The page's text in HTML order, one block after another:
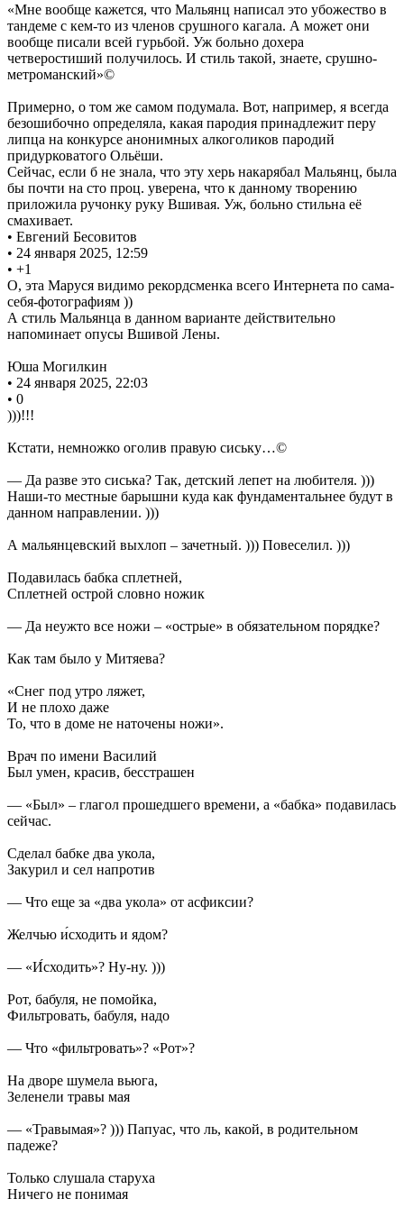
«Мне вообще кажется, что Мальянц написал это убожество в
тандеме с кем-то из членов срушного кагала. А может они
вообще писали всей гурьбой. Уж больно дохера
четверостиший получилось. И стиль такой, знаете, срушно-
метроманский»©
Примерно, о том же самом подумала. Вот, например, я всегда
безошибочно определяла, какая пародия принадлежит перу
липца на конкурсе анонимных алкоголиков пародий
придурковатого Ольёши.
Сейчас, если б не знала, что эту херь накарябал Мальянц, была
бы почти на сто проц. уверена, что к данному творению
приложила ручонку руку Вшивая. Уж, больно стильна её
смахивает.
• Евгений Бесовитов
• 24 января 2025, 12:59
• +1
О, эта Маруся видимо рекордсменка всего Интернета по сама-
себя-фотографиям ))
А стиль Мальянца в данном варианте действительно
напоминает опусы Вшивой Лены.
Юша Могилкин
• 24 января 2025, 22:03
• 0
)))!!!
Кстати, немножко оголив правую сиську…©
— Да разве это сиська? Так, детский лепет на любителя. )))
Наши-то местные барышни куда как фундаментальнее будут в
данном направлении. )))
А мальянцевский выхлоп – зачетный. ))) Повеселил. )))
Подавилась бабка сплетней,
Сплетней острой словно ножик
— Да неужто все ножи – «острые» в обязательном порядке?
Как там было у Митяева?
«Снег под утро ляжет,
И не плохо даже
То, что в доме не наточены ножи».
Врач по имени Василий
Был умен, красив, бесстрашен
— «Был» – глагол прошедшего времени, а «бабка» подавилась
сейчас.
Сделал бабке два укола,
Закурил и сел напротив
— Что еще за «два укола» от асфиксии?
Желчью и́сходить и ядом?
— «И́сходить»? Ну-ну. )))
Рот, бабуля, не помойка,
Фильтровать, бабуля, надо
— Что «фильтровать»? «Рот»?
На дворе шумела вьюга,
Зеленели травы мая
— «Травымая»? ))) Папуас, что ль, какой, в родительном
падеже?
Только слушала старуха
Ничего не понимая